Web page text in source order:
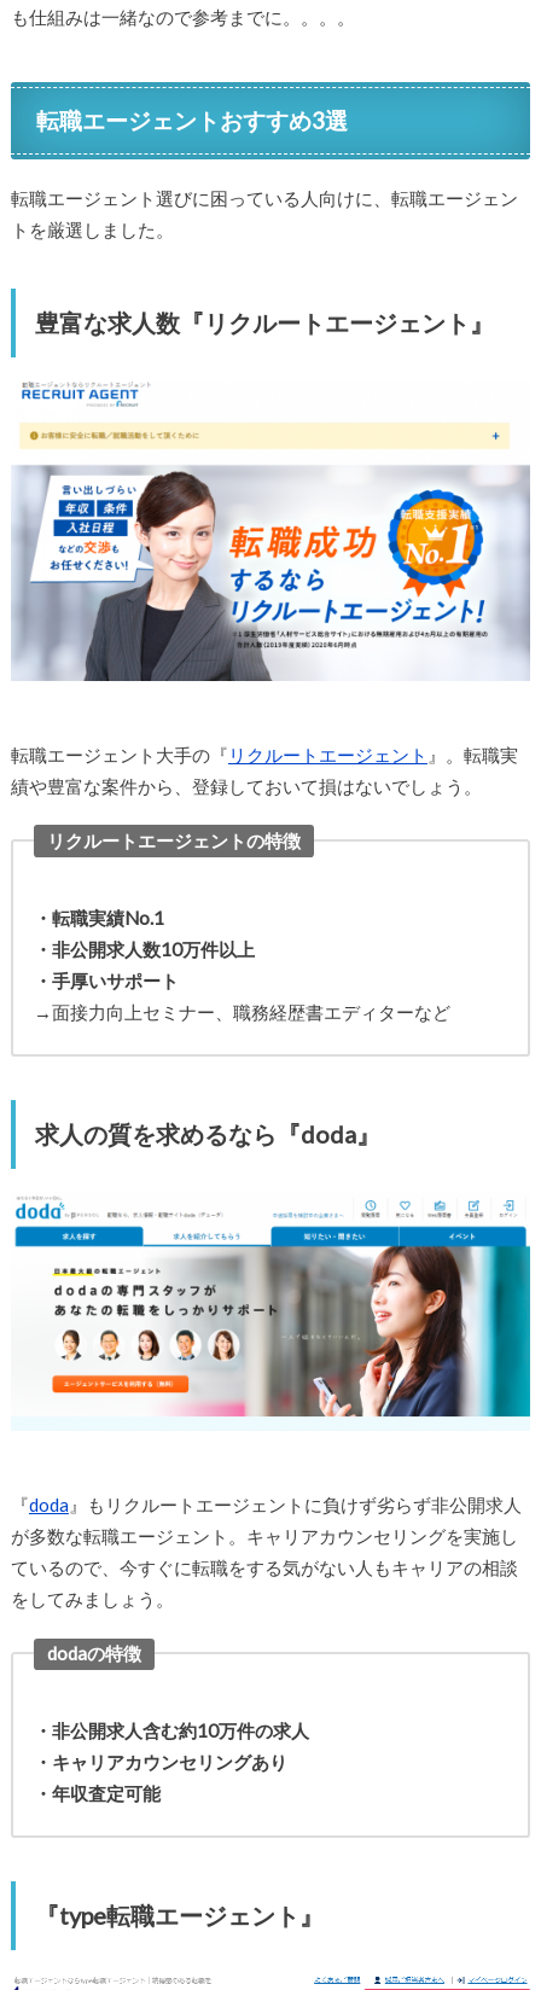
も仕組みは一緒なので参考までに。。。。
転職エージェントおすすめ3選
転職エージェント選びに困っている人向けに、転職エージェン
トを厳選しました。
豊富な求人数『リクルートエージェント』
転職エージェント大手の『 リクルートエージェント 』。転職実
績や豊富な案件から、登録しておいて損はないでしょう。
リクルートエージェントの特徴
・転職実績No.1
・非公開求人数10万件以上
・手厚いサポート
→面接力向上セミナー、職務経歴書エディターなど
求人の質を求めるなら『doda』
『doda』もリクルートエージェントに負けず劣らず非公開求人
が多数な転職エージェント。キャリアカウンセリングを実施し
ているので、今すぐに転職をする気がない人もキャリアの相談
をしてみましょう。
dodaの特徴
・非公開求人含む約10万件の求人
・キャリアカウンセリングあり
・年収査定可能
『type転職エージェント』